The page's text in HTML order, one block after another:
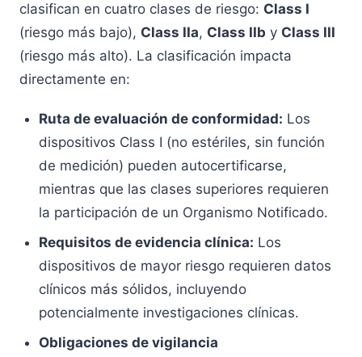
clasifican en cuatro clases de riesgo: Class I
(riesgo más bajo), Class IIa, Class IIb y Class III
(riesgo más alto). La clasificación impacta
directamente en:
Ruta de evaluación de conformidad: Los
dispositivos Class I (no estériles, sin función
de medición) pueden autocertificarse,
mientras que las clases superiores requieren
la participación de un Organismo Notificado.
Requisitos de evidencia clínica: Los
dispositivos de mayor riesgo requieren datos
clínicos más sólidos, incluyendo
potencialmente investigaciones clínicas.
Obligaciones de vigilancia